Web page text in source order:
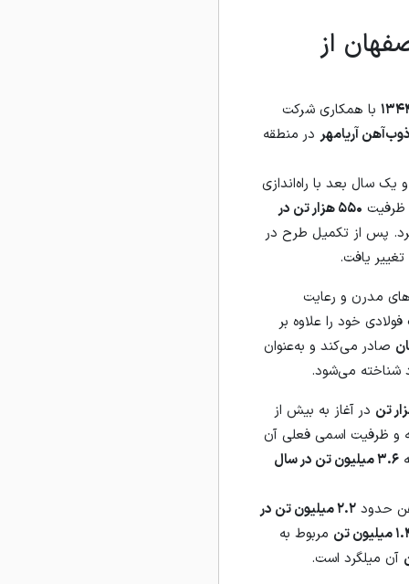
از
با همکاری شرکت
ذوب‌آهن آریامهر در منطقه
سال بعد با راه‌اندازی
ظرفیت
۵۵۰ هزار تن در
پس از تکمیل طرح در
تغییر یافت.
مدرن و رعایت
خود را علاوه بر
صادر می‌کند و به‌عنوان
شناخته می‌شود.
در آغاز به بیش از
و ظرفیت اسمی فعلی آن
۳.۶ میلیون تن در سال
حدود
۲.۲ میلیون تن در
تن
مربوط به
آن میلگرد است.